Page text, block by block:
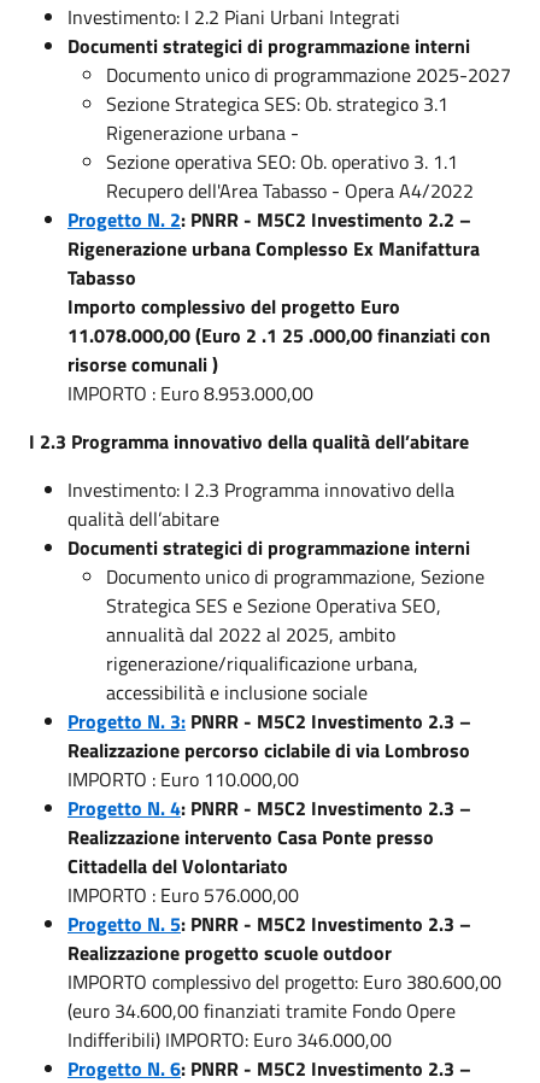
Investimento: I 2.2 Piani Urbani Integrati
Documenti strategici di programmazione interni
Documento unico di programmazione 2025-2027
Sezione Strategica SES: Ob. strategico 3.1
Rigenerazione urbana -
Sezione operativa SEO: Ob. operativo 3. 1.1
Recupero dell'Area Tabasso - Opera A4/2022
Progetto N. 2: PNRR - M5C2 Investimento 2.2 –
Rigenerazione urbana Complesso Ex Manifattura
Tabasso
Importo complessivo del progetto Euro
11.078.000,00 (Euro 2 .1 25 .000,00 finanziati con
risorse comunali )
IMPORTO : Euro 8.953.000,00
I 2.3 Programma innovativo della qualità dell’abitare
Investimento: I 2.3 Programma innovativo della
qualità dell’abitare
Documenti strategici di programmazione interni
Documento unico di programmazione, Sezione
Strategica SES e Sezione Operativa SEO,
annualità dal 2022 al 2025, ambito
rigenerazione/riqualificazione urbana,
accessibilità e inclusione sociale
Progetto N. 3: PNRR - M5C2 Investimento 2.3 –
Realizzazione percorso ciclabile di via Lombroso
IMPORTO : Euro 110.000,00
Progetto N. 4: PNRR - M5C2 Investimento 2.3 –
Realizzazione intervento Casa Ponte presso
Cittadella del Volontariato
IMPORTO : Euro 576.000,00
Progetto N. 5: PNRR - M5C2 Investimento 2.3 –
Realizzazione progetto scuole outdoor
IMPORTO complessivo del progetto: Euro 380.600,00
(euro 34.600,00 finanziati tramite Fondo Opere
Indifferibili) IMPORTO: Euro 346.000,00
Progetto N. 6: PNRR - M5C2 Investimento 2.3 –